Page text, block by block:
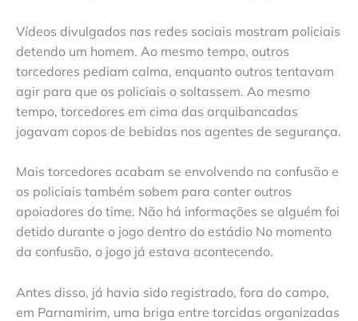
Vídeos divulgados nas redes sociais mostram policiais
detendo um homem. Ao mesmo tempo, outros
torcedores pediam calma, enquanto outros tentavam
agir para que os policiais o soltassem. Ao mesmo
tempo, torcedores em cima das arquibancadas
jogavam copos de bebidas nos agentes de segurança.
Mais torcedores acabam se envolvendo na confusão e
os policiais também sobem para conter outros
apoiadores do time. Não há informações se alguém foi
detido durante o jogo dentro do estádio No momento
da confusão, o jogo já estava acontecendo.
Antes disso, já havia sido registrado, fora do campo,
em Parnamirim, uma briga entre torcidas organizadas